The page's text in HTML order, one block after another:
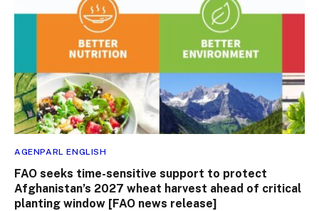
AGENPARL ENGLISH
FAO seeks time-sensitive support to protect
Afghanistan’s 2027 wheat harvest ahead of critical
planting window [FAO news release]